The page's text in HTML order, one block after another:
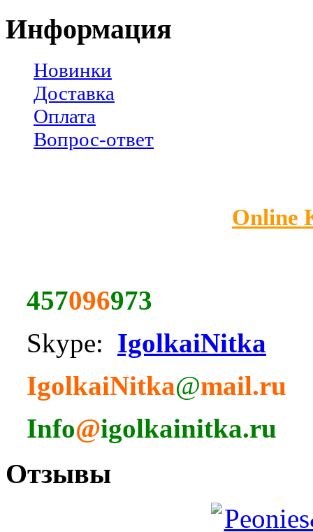
Информация
Новинки
Доставка
Оплата
Вопрос-ответ
Online
457096973
Skype: IgolkaiNitka
IgolkaiNitka@mail.ru
Info@igolkainitka.ru
Отзывы